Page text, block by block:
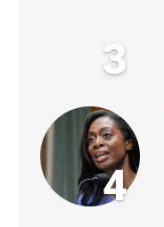
3
4